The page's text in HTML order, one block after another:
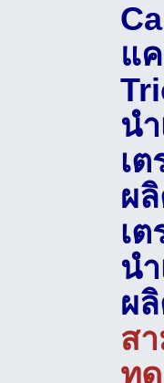
แ
น
เต
ผ
เต
น
ผ
ส
ท